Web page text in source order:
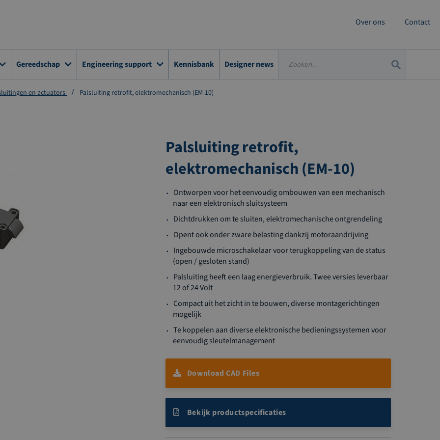
Over ons Contact
Gereedschap Engineering support Kennisbank Designer news
en actuators Palsluiting retrofit, elektromechanisch (EM-10)
Palsluiting retrofit,
elektromechanisch (EM-10)
Ontworpen voor het eenvoudig ombouwen van een mechanisch
naar een elektronisch sluitsysteem
Dichtdrukken om te sluiten, elektromechanische ontgrendeling
Opent ook onder zware belasting dankzij motoraandrijving
Ingebouwde microschakelaar voor terugkoppeling van de status
(open / gesloten stand)
Palsluiting heeft een laag energieverbruik. Twee versies leverbaar
12 of 24 Volt
Compact uit het zicht in te bouwen, diverse montagerichtingen
mogelijk
Te koppelen aan diverse elektronische bedieningssystemen voor
eenvoudig sleutelmanagement
Download CAD Files
Bekijk productspecificaties